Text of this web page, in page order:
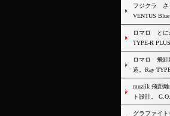
フジクラ さ
VENTUS
ロマロ とに
TYPE-R
ロマロ 飛距
造。Ray
muziik 飛距
ト設計。
グラファイ